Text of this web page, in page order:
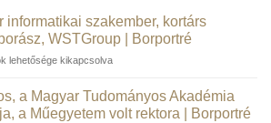
informatikai szakember, kortárs
WSTGroup | Borportré
lehetősége kikapcsolva
a Magyar Tudományos Akadémia
a Műegyetem volt rektora | Borportré